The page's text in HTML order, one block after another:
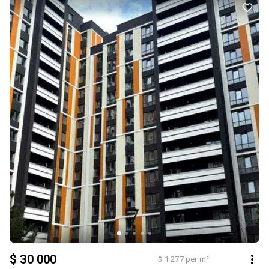
котельня. Ремонт: Після будівельників. Комфорт: Балкон,
лоджія, Ліфт, Гостьовий паркінг, Панорамні вікна, Грузовий ліфт.
Комунікації: Асфальтована дорога, Центральна каналізація,
Електрика, Вивіз відходів, Центральний водопровід
$ 30 000 $ 1 277 per m²